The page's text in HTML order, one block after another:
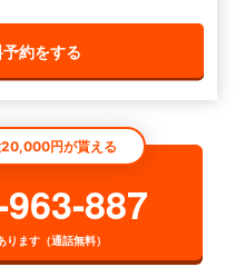
約をする
20,000円が貰える
887
ます（通話無料）